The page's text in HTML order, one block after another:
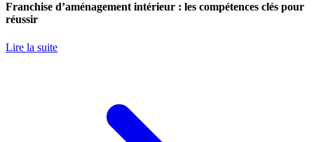
Franchise d’aménagement intérieur : les compétences clés pour
réussir
Lire la suite